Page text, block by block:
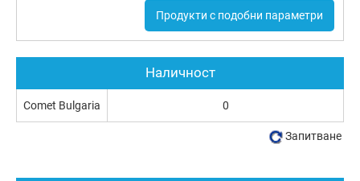
Продукти с подобни параметри
Наличност
Comet Bulgaria 0
Запитване